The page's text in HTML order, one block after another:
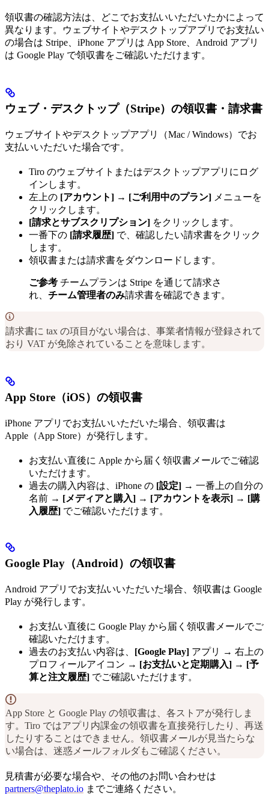
領収書の確認方法は、どこでお支払いいただいたかによって
異なります。ウェブサイトやデスクトップアプリでお支払い
の場合は Stripe、iPhone アプリは App Store、Android アプリ
は Google Play で領収書をご確認いただけます。
ウェブ・デスクトップ（Stripe）の領収書・請求書
ウェブサイトやデスクトップアプリ（Mac / Windows）でお
支払いいただいた場合です。
Tiro のウェブサイトまたはデスクトップアプリにログ
インします。
左上の [アカウント] → [ご利用中のプラン] メニューを
クリックします。
[請求とサブスクリプション] をクリックします。
一番下の [請求履歴] で、確認したい請求書をクリック
します。
領収書または請求書をダウンロードします。
ご参考 チームプランは Stripe を通じて請求さ
れ、 チーム管理者のみ請求書を確認できます。
請求書に tax の項目がない場合は、事業者情報が登録されて
おり VAT が免除されていることを意味します。
App Store（iOS）の領収書
iPhone アプリでお支払いいただいた場合、領収書は
Apple（App Store）が発行します。
お支払い直後に Apple から届く領収書メールでご確認
いただけます。
過去の購入内容は、iPhone の [設定] → 一番上の自分の
名前 → [メディアと購入] → [アカウントを表示] → [購
入履歴] でご確認いただけます。
Google Play（Android）の領収書
Android アプリでお支払いいただいた場合、領収書は Google
Play が発行します。
お支払い直後に Google Play から届く領収書メールでご
確認いただけます。
過去のお支払い内容は、 [Google Play] アプリ → 右上の
プロフィールアイコン → [お支払いと定期購入] → [予
算と注文履歴] でご確認いただけます。
App Store と Google Play の領収書は、各ストアが発行しま
す。Tiro ではアプリ内課金の領収書を直接発行したり、再送
したりすることはできません。領収書メールが見当たらな
い場合は、迷惑メールフォルダもご確認ください。
見積書が必要な場合や、その他のお問い合わせは
partners@theplato.io までご連絡ください。